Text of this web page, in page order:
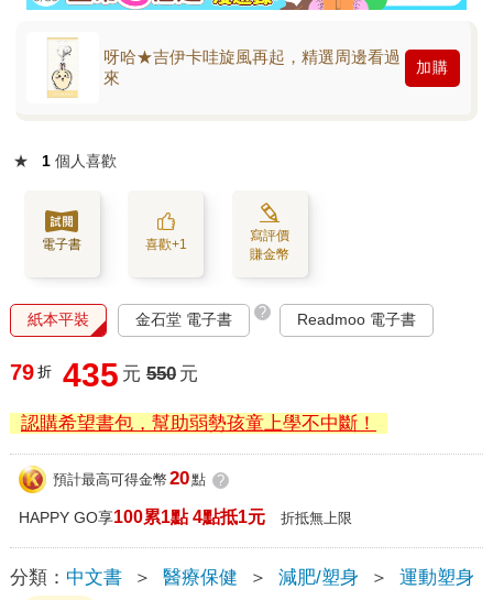
呀哈★吉伊卡哇旋風再起，精選周邊看過
來
加購
★ 1 個人喜歡
電子書 喜歡+1
寫評價
賺金幣
紙本平裝 金石堂 電子書 ? Readmoo 電子書
79 折 435 元 550 元
認購希望書包，幫助弱勢孩童上學不中斷！
預計最高可得金幣 20點 ?
HAPPY GO享100累1點 4點抵1元 折抵無上限
分類： 中文書 ＞ 醫療保健 ＞ 減肥/塑身 ＞ 運動塑身